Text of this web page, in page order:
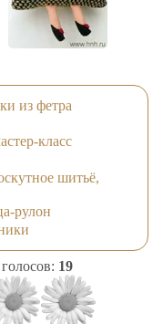
из фетра
класс
шитьё,
рулон
19